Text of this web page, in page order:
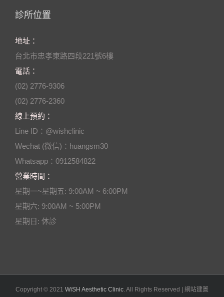
診所位置
地址：
台北市忠孝東路四段221號6樓
電話：
(02) 2776-9306
(02) 2776-2360
線上預約：
Line ID：@wishclinic
Wechat (微信)：huangsm30
Whatsapp：0912584822
營業時間：
星期一~星期五: 9:00AM ~ 6:00PM
星期六: 9:00AM ~ 5:00PM
星期日: 休診
Copyright © 2021 WiSH Aesthetic Clinic . All Rights Reserved | 網站建置